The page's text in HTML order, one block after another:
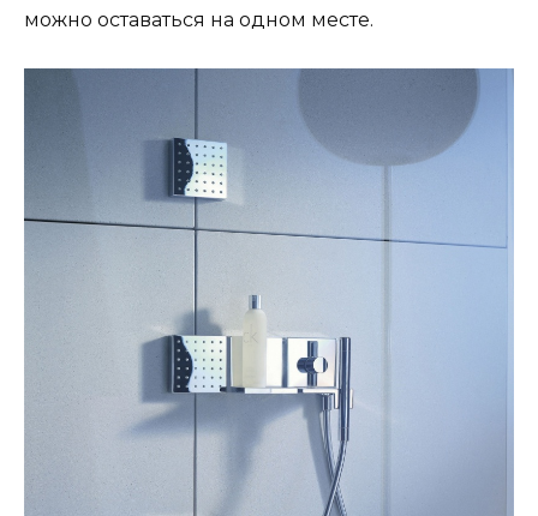
можно оставаться на одном месте.